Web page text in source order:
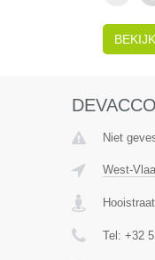
Niet
West-
Tel: +32